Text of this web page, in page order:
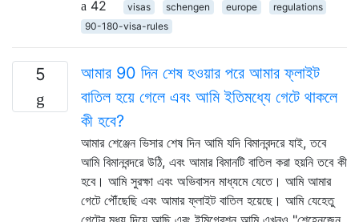
42
visas schengen europe
regulations
90-180-visa-rules
5
আমার 90 দিন শেষ হওয়ার পরে আমার ফ্লাইট
বাতিল হয়ে গেলে এবং আমি ইতিমধ্যে গেটে থাকলে
কী হবে?
আমার শেঞ্জেন ভিসার শেষ দিন আমি যদি বিমানবন্দরে যাই, তবে
আমি বিমানবন্দরে উঠি, এবং আমার বিমানটি বাতিল করা হয়নি তবে কী
হবে। আমি সুরক্ষা এবং অভিবাসন মাধ্যমে যেতে। আমি আমার
গেটে পৌঁছেছি এবং আমার ফ্লাইট বাতিল হয়েছে। আমি যেহেতু